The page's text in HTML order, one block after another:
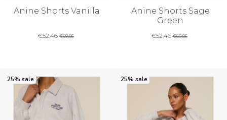
Anine Shorts Vanilla
€52,46€69,95
Anine Shorts Sage
Green
€52,46€69,95
25% sale 25% sale